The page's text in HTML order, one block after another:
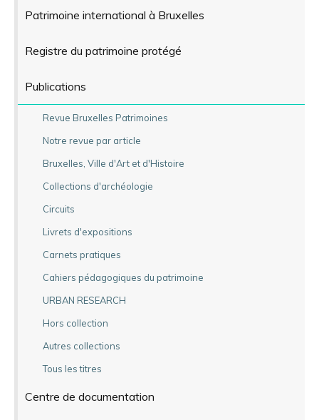
Patrimoine international à Bruxelles
Registre du patrimoine protégé
Publications
Revue Bruxelles Patrimoines
Notre revue par article
Bruxelles, Ville d'Art et d'Histoire
Collections d'archéologie
Circuits
Livrets d'expositions
Carnets pratiques
Cahiers pédagogiques du patrimoine
URBAN RESEARCH
Hors collection
Autres collections
Tous les titres
Centre de documentation